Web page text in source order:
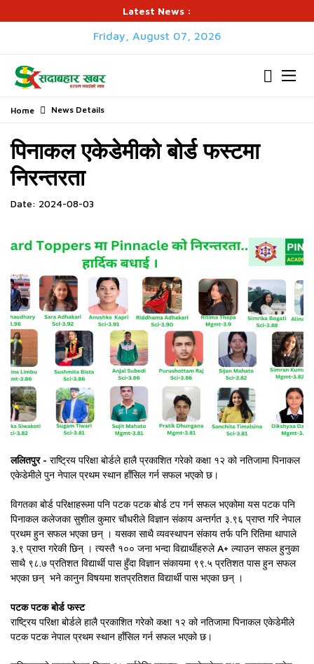
Latest News :
Friday, August 07, 2026
Home News Details
पिनाकल एकेडेमीको बोर्ड फस्टमा
निरन्तरता
Date: 2024-08-03
ललितपुर - राष्ट्रिय परिक्षा बोर्डले हालै प्रकाशित गरेको कक्षा १२ को नतिजामा पिनाकल
एकेडेमीले पुन नेपाल प्रथम स्थान हाँसिल गर्न सफल भएको छ।
विगतका बोर्ड परिक्षाहरूमा पनि पटक पटक बोर्ड टप गर्न सफल भएकोमा यस पटक पनि
पिनाकल कलेजका सुशील कुमार चौधरीले विज्ञान संकाय अन्तर्गत ३.९६ प्राप्त गरि नेपाल
प्रथम हुन सफल भएका छन् । यसका साथै व्यवस्थापन संकाय तर्फ पनि रितिमा थापाले
३.९ प्राप्त गरेकी छिन् । त्यस्तै १०० जना भन्दा विद्यार्थीहरुले A+ ल्याउन सफल हुनुका
साथै ९८.७ प्रतिशत विद्यार्थी पास हुँदा विज्ञान संकायमा ९९.५ प्रतिशत पास हुन सफल
भएका छन् भने कानुन विषयमा शतप्रतिशत विद्यार्थी पास भएका छन् ।
पटक पटक बोर्ड फस्ट
राष्ट्रिय परिक्षा बोर्डले हालै प्रकाशित गरेको कक्षा १२ को नतिजामा पिनाकल एकेडेमीले
पटक पटक नेपाल प्रथम स्थान हाँसिल गर्न सफल भएको छ।